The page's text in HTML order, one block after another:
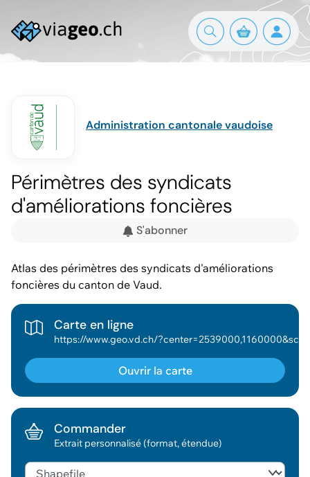
Administration cantonale vaudoise
Périmètres des syndicats
d'améliorations foncières
S'abonner
Atlas des périmètres des syndicats d'améliorations
foncières du canton de Vaud.
Carte en ligne
Ouvrir la carte
Commander
Extrait personnalisé (format, étendue)